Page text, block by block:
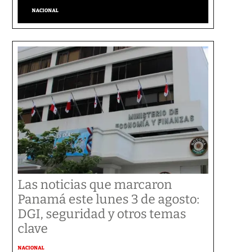
NACIONAL
Las noticias que marcaron
Panamá este lunes 3 de agosto:
DGI, seguridad y otros temas
clave
NACIONAL